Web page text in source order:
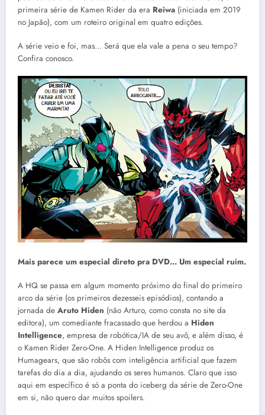
primeira série de Kamen Rider da era Reiwa (iniciada em 2019
no Japão), com um roteiro original em quatro edições.
A série veio e foi, mas… Será que ela vale a pena o seu tempo?
Confira conosco.
Mais parece um especial direto pra DVD… Um especial ruim.
A HQ se passa em algum momento próximo do final do primeiro
arco da série (os primeiros dezesseis episódios), contando a
jornada de Aruto Hiden (não Arturo, como consta no site da
editora), um comediante fracassado que herdou a Hiden
Intelligence, empresa de robótica/IA de seu avô, e além disso, é
o Kamen Rider Zero-One. A Hiden Intelligence produz os
Humagears, que são robôs com inteligência artificial que fazem
tarefas do dia a dia, ajudando os seres humanos. Claro que isso
aqui em específico é só a ponta do iceberg da série de Zero-One
em si, não quero dar muitos spoilers.